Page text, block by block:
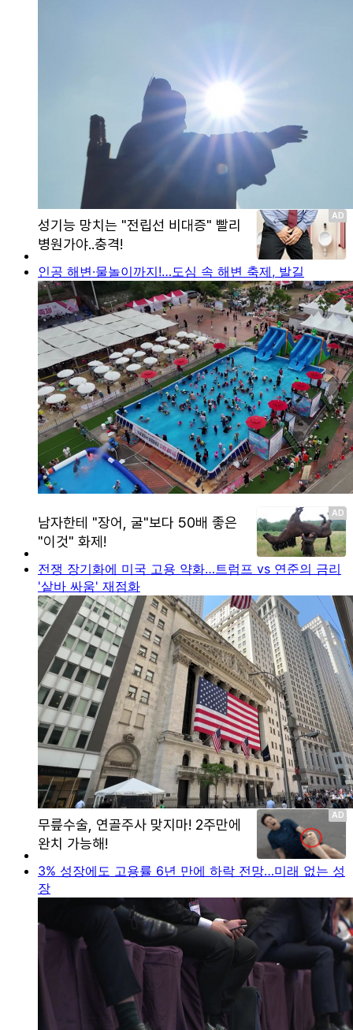
인공 해변·물놀이까지!…도심 속 해변 축제, 발길
전쟁 장기화에 미국 고용 약화…트럼프 vs 연준의 금리
'샅바 싸움' 재점화
3% 성장에도 고용률 6년 만에 하락 전망…미래 없는 성
장